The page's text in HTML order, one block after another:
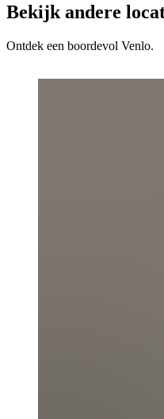
Bekijk andere
Ontdek een boordevol Venlo.